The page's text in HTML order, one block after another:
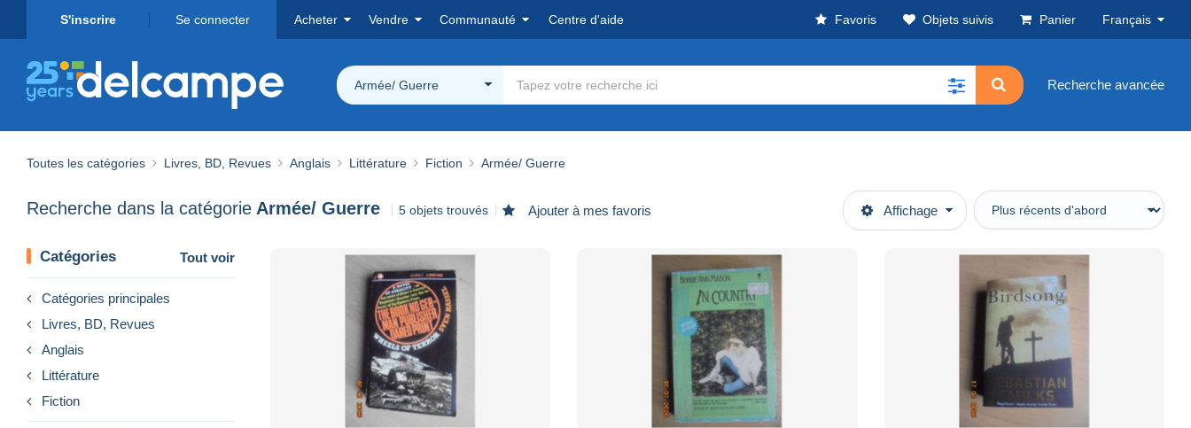
S'inscrire Se connecter Acheter Vendre Communauté Centre d'aide Favoris Objets suivis Panier Français
Armée/ Guerre Recherche avancée
Toutes les catégories Livres, BD, Revues Anglais Littérature Fiction Armée/ Guerre
Recherche dans la catégorie Armée/ Guerre 5 objets trouvés Ajouter à mes favoris Affichage
Catégories Tout voir
Catégories principales
Livres, BD, Revues
Anglais
Littérature
Fiction